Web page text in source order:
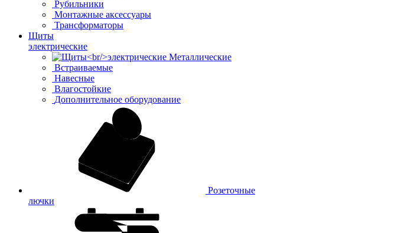
Рубильники
Монтажные аксессуары
Трансформаторы
Щиты
электрические
Металлические
Встраиваемые
Навесные
Влагостойкие
Дополнительное оборудование
Розеточные
лючки